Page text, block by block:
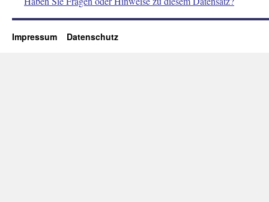
Impressum Datenschutz